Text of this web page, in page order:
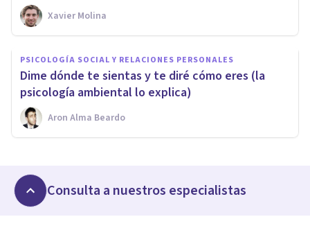
Xavier Molina
PSICOLOGÍA SOCIAL Y RELACIONES PERSONALES
​Dime dónde te sientas y te diré cómo eres (la
psicología ambiental lo explica)
Aron Alma Beardo
Consulta a nuestros especialistas